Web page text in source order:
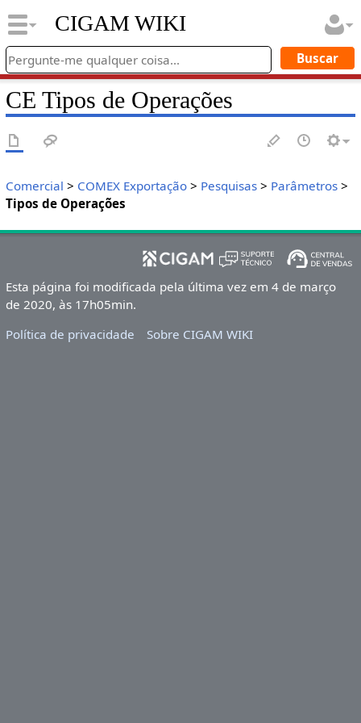
CIGAM WIKI
CE Tipos de Operações
Comercial > COMEX Exportação> Pesquisas> Parâmetros>
Tipos de Operações
Esta página foi modificada pela última vez em 4 de março
de 2020, às 17h05min.
Política de privacidade
Sobre CIGAM WIKI